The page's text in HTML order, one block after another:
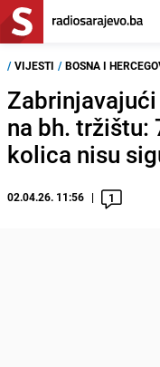
/ VIJESTI / BOSNA I
na bh. tržištu:
kolica nisu
02.04.26. 11:56 1